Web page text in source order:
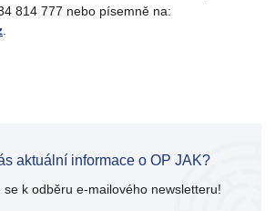
814 777 nebo písemně na:
aktuální informace o OP JAK?
k odběru e-mailového newsletteru!